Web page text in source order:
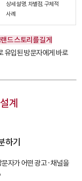
상세 설명, 차별점, 구체적
사례
드 스토리를 길게
유입된 방문자에게 바로
계
하기
자가 어떤 광고·채널을